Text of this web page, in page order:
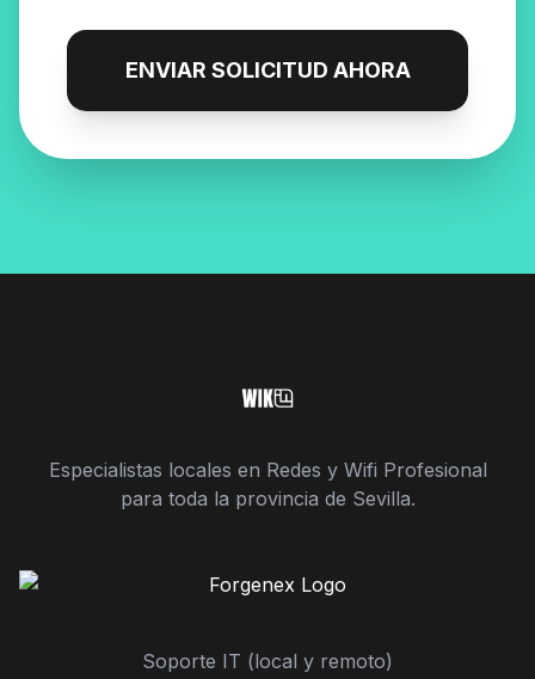
ENVIAR SOLICITUD AHORA
Especialistas locales en Redes y Wifi Profesional
para toda la provincia de Sevilla.
Soporte IT (local y remoto)